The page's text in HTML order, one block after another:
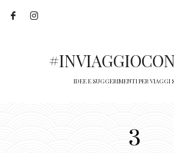
IDEE E SUGGERIMENTI PER VIAGGI
3